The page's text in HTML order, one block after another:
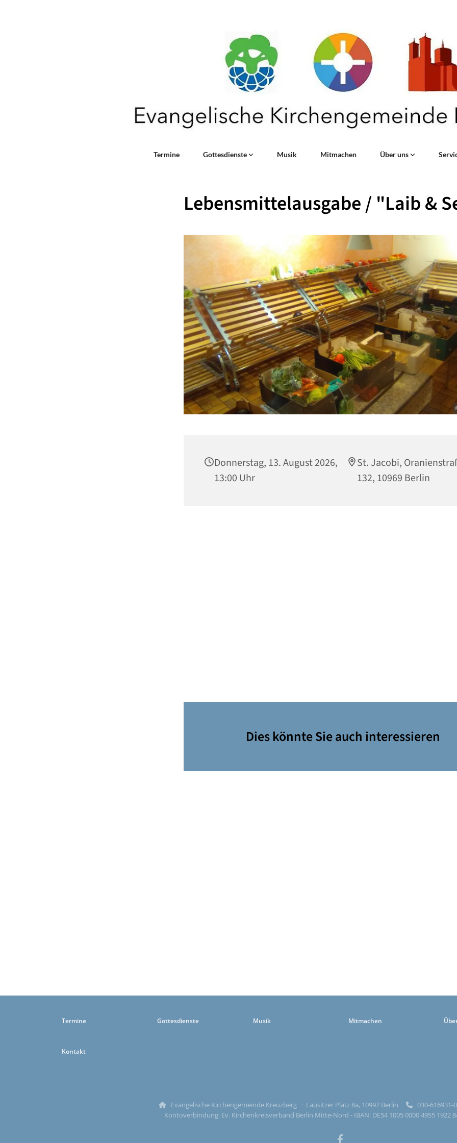
Termine Gottesdienste Musik Mitmachen Über uns
Lebensmittelausgabe / "Laib &
Donnerstag, 13. August 2026,
13:00 Uhr
St. Jacobi,
132, 10969 Berlin
Dies könnte Sie auch interessieren
Termine Gottesdienste Musik Mitmachen
Kontakt
Evangelische Kirchengemeinde Kreuzberg · Lausitzer Platz 8a, 10997 Berlin 030-
Kontoverbindung: Ev. Kirchenkreisverband Berlin Mitte-Nord - IBAN: DE54 1005 0000 4955 1922 84